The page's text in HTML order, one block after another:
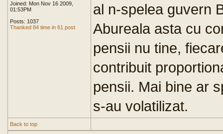
Joined: Mon Nov 16 2009,
01:53PM
Posts: 1037
Thanked 84 time in 61 post
al n-spelea guvern
Abureala asta cu
pensii nu tine,
contribuit
pensii. Mai bine ar
s-au volatilizat.
Back to top